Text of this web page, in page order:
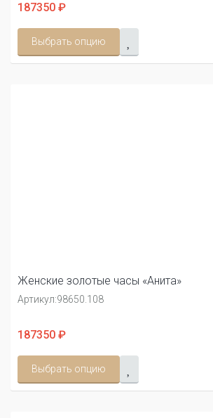
187350 ₽
Выбрать опцию
Женские золотые часы «Анита»
Артикул:98650.108
187350 ₽
Выбрать опцию